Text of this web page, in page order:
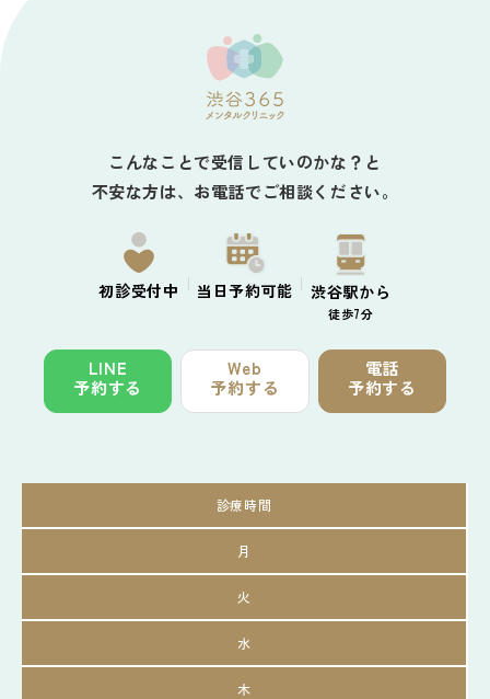
初診受付中 当日予約可能 渋谷駅から
徒歩7分
LINE
予約する
Web
予約する
電話
予約する
こんなことで受信していのかな？と
不安な方は、お電話でご相談ください。
診療時間
月
火
水
木